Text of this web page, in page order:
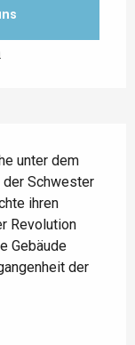
unter dem
der Schwester
ihren
Revolution
Gebäude
der